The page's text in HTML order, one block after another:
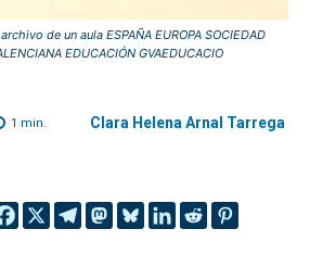
de un aula ESPAÑA EUROPA SOCIEDAD
EDUCACIÓN GVAEDUCACIO
1 min. Clara Helena Arnal Tarrega